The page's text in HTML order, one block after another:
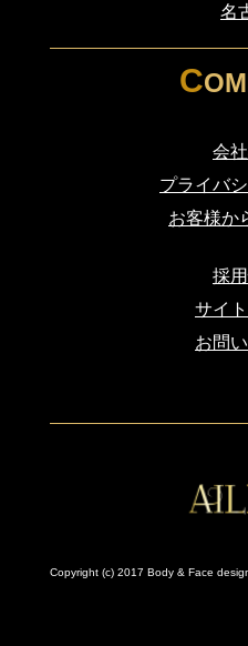
名
C
会
プライバ
お客様か
採
サイ
お問
Copyright (c) 2017 Body & Face